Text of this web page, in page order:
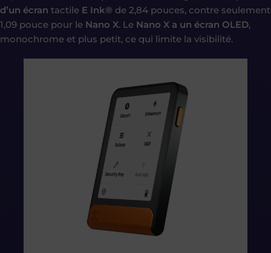
d’un écran tactile E Ink® de 2,84 pouces, contre seulement
1,09 pouce pour le Nano X. Le Nano X a un écran OLED,
monochrome et plus petit, ce qui limite la visibilité.